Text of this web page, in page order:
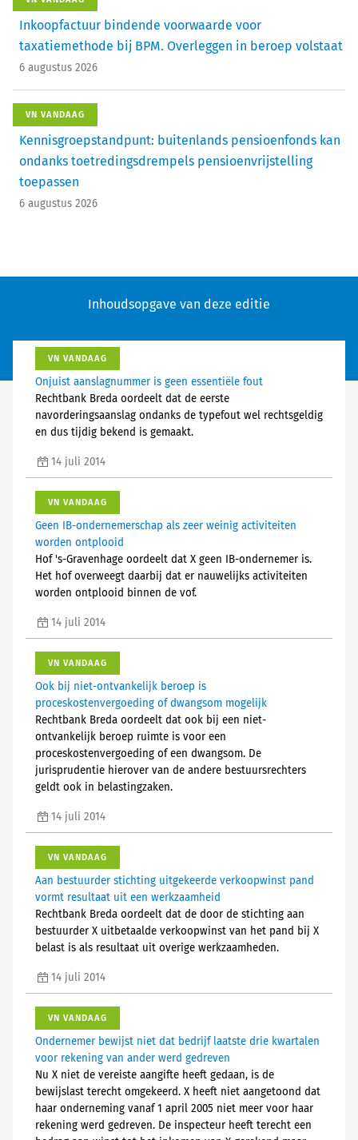
Inkoopfactuur bindende voorwaarde voor
taxatiemethode bij BPM. Overleggen in beroep volstaat
6 augustus 2026
VN VANDAAG
Kennisgroepstandpunt: buitenlands pensioenfonds kan
ondanks toetredingsdrempels pensioenvrijstelling
toepassen
6 augustus 2026
Inhoudsopgave van deze editie
VN VANDAAG
Onjuist aanslagnummer is geen essentiële fout
Rechtbank Breda oordeelt dat de eerste
navorderingsaanslag ondanks de typefout wel rechtsgeldig
en dus tijdig bekend is gemaakt.
14 juli 2014
VN VANDAAG
Geen IB-ondernemerschap als zeer weinig activiteiten
worden ontplooid
Hof 's-Gravenhage oordeelt dat X geen IB-ondernemer is.
Het hof overweegt daarbij dat er nauwelijks activiteiten
worden ontplooid binnen de vof.
14 juli 2014
VN VANDAAG
Ook bij niet-ontvankelijk beroep is
proceskostenvergoeding of dwangsom mogelijk
Rechtbank Breda oordeelt dat ook bij een niet-
ontvankelijk beroep ruimte is voor een
proceskostenvergoeding of een dwangsom. De
jurisprudentie hierover van de andere bestuursrechters
geldt ook in belastingzaken.
14 juli 2014
VN VANDAAG
Aan bestuurder stichting uitgekeerde verkoopwinst pand
vormt resultaat uit een werkzaamheid
Rechtbank Breda oordeelt dat de door de stichting aan
bestuurder X uitbetaalde verkoopwinst van het pand bij X
belast is als resultaat uit overige werkzaamheden.
14 juli 2014
VN VANDAAG
Ondernemer bewijst niet dat bedrijf laatste drie kwartalen
voor rekening van ander werd gedreven
Nu X niet de vereiste aangifte heeft gedaan, is de
bewijslast terecht omgekeerd. X heeft niet aangetoond dat
haar onderneming vanaf 1 april 2005 niet meer voor haar
rekening werd gedreven. De inspecteur heeft terecht een